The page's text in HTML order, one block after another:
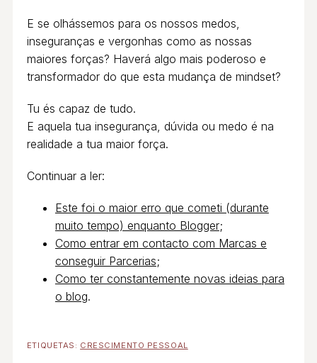
E se olhássemos para os nossos medos,
inseguranças e vergonhas como as nossas
maiores forças? Haverá algo mais poderoso e
transformador do que esta mudança de mindset?
Tu és capaz de tudo.
E aquela tua insegurança, dúvida ou medo é na
realidade a tua maior força.
Continuar a ler:
Este foi o maior erro que cometi (durante
muito tempo) enquanto Blogger;
Como entrar em contacto com Marcas e
conseguir Parcerias;
Como ter constantemente novas ideias para
o blog.
ETIQUETAS: CRESCIMENTO PESSOAL